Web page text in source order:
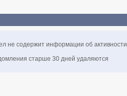
не содержит информации об активности
старше 30 дней удаляются